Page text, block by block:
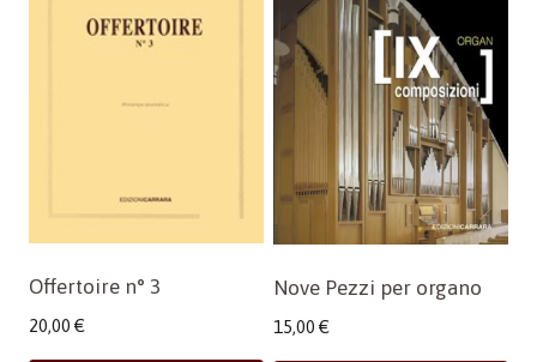
Offertoire n° 3
20,00 €
Nove Pezzi per organo
15,00 €